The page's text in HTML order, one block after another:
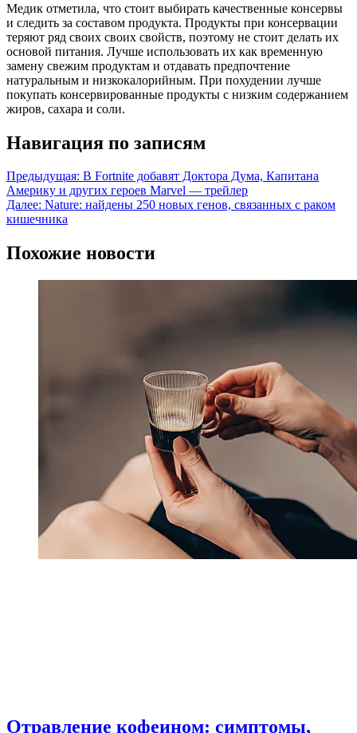
Медик отметила, что стоит выбирать качественные консервы
и следить за составом продукта. Продукты при консервации
теряют ряд своих своих свойств, поэтому не стоит делать их
основой питания. Лучше использовать их как временную
замену свежим продуктам и отдавать предпочтение
натуральным и низкокалорийным. При похудении лучше
покупать консервированные продукты с низким содержанием
жиров, сахара и соли.
Навигация по записям
Предыдущая: В Fortnite добавят Доктора Дума, Капитана
Америку и других героев Marvel — трейлер
Далее: Nature: найдены 250 новых генов, связанных с раком
кишечника
Похожие новости
Отравление кофеином: симптомы,